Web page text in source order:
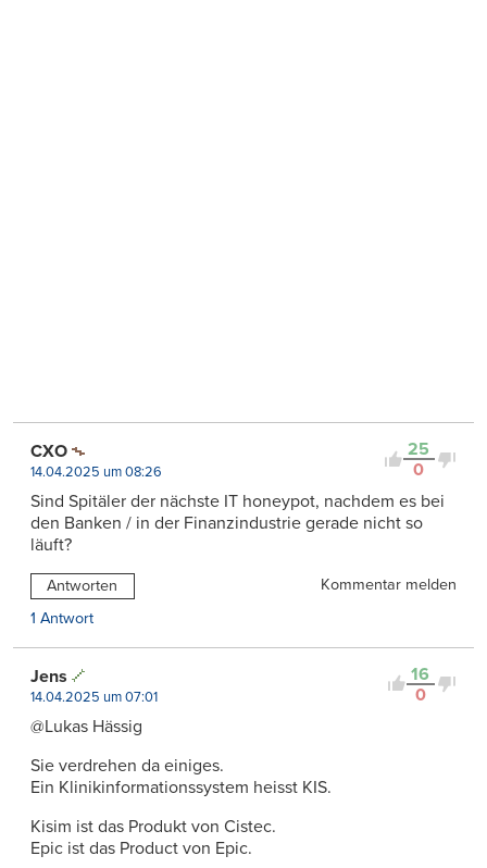
25
0
CXO
14.04.2025 um 08:26
Sind Spitäler der nächste IT honeypot, nachdem es bei
den Banken / in der Finanzindustrie gerade nicht so
läuft?
Antworten
Kommentar melden
1 Antwort
16
0
Jens
14.04.2025 um 07:01
@Lukas Hässig
Sie verdrehen da einiges.
Ein Klinikinformationssystem heisst KIS.
Kisim ist das Produkt von Cistec.
Epic ist das Product von Epic.